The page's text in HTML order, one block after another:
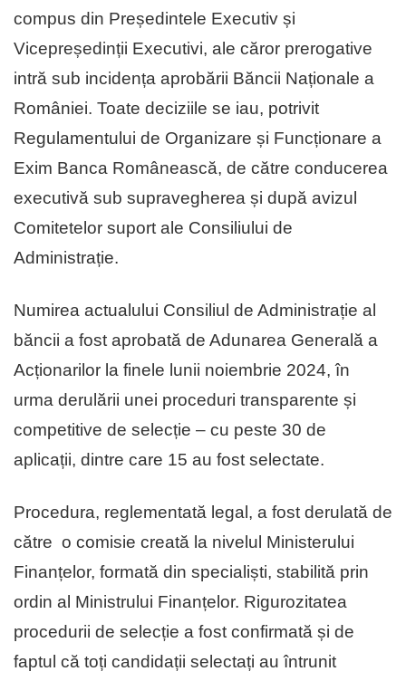
compus din Președintele Executiv și
Vicepreședinții Executivi, ale căror prerogative
intră sub incidența aprobării Băncii Naționale a
României. Toate deciziile se iau, potrivit
Regulamentului de Organizare și Funcționare a
Exim Banca Românească, de către conducerea
executivă sub supravegherea și după avizul
Comitetelor suport ale Consiliului de
Administrație.
Numirea actualului Consiliul de Administrație al
băncii a fost aprobată de Adunarea Generală a
Acționarilor la finele lunii noiembrie 2024, în
urma derulării unei proceduri transparente și
competitive de selecție – cu peste 30 de
aplicații, dintre care 15 au fost selectate.
Procedura, reglementată legal, a fost derulată de
către o comisie creată la nivelul Ministerului
Finanțelor, formată din specialiști, stabilită prin
ordin al Ministrului Finanțelor. Rigurozitatea
procedurii de selecție a fost confirmată și de
faptul că toți candidații selectați au întrunit